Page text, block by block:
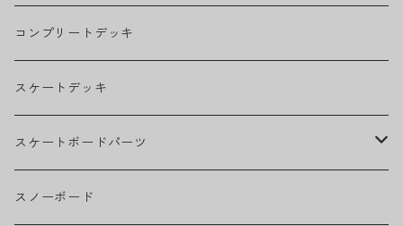
THE BEATLES
BILLIE EILISH
BOB MARLEY
CAMILA CABELLO
コンプリートデッキ
スケートデッキ
スケートボードパーツ
グリップテープ
スノーボード